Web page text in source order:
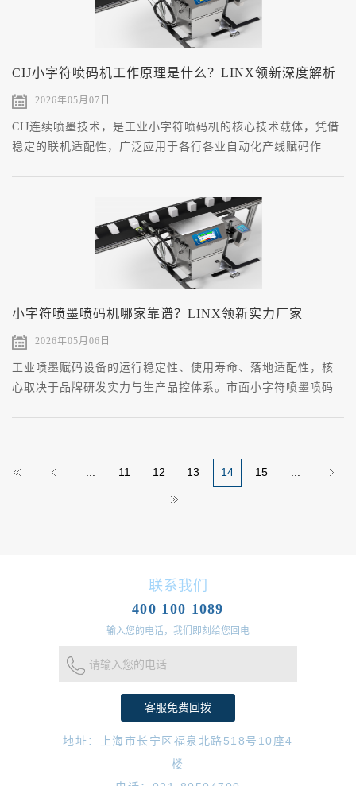
CIJ小字符喷码机工作原理是什么？LINX领新深度解析
2026年05月07日
CIJ连续喷墨技术，是工业小字符喷码机的核心技术载体，凭借
稳定的联机适配性，广泛应用于各行各业自动化产线赋码作
小字符喷墨喷码机哪家靠谱？LINX领新实力厂家
2026年05月06日
工业喷墨赋码设备的运行稳定性、使用寿命、落地适配性，核
心取决于品牌研发实力与生产品控体系。市面小字符喷墨喷码
11 12 13 14 15
联系我们
400 100 1089
输入您的电话，我们即刻给您回电
请输入您的电话
地址：上海市长宁区福泉北路518号10座4
楼